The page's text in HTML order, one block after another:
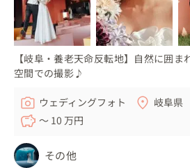
【岐阜・養老天命反転地】自然に囲
空間での撮影♪
ウェディングフォト
岐阜県
〜 10 万円
その他